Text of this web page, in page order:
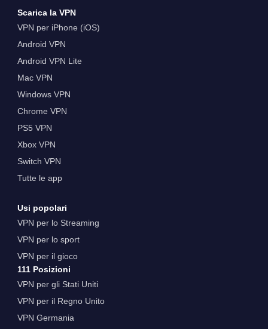
Scarica la VPN
VPN per iPhone (iOS)
Android VPN
Android VPN Lite
Mac VPN
Windows VPN
Chrome VPN
PS5 VPN
Xbox VPN
Switch VPN
Tutte le app
Usi popolari
VPN per lo Streaming
VPN per lo sport
VPN per il gioco
111 Posizioni
VPN per gli Stati Uniti
VPN per il Regno Unito
VPN Germania